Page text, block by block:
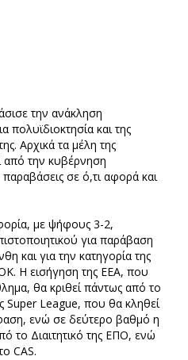
την ανάκληση
πολυϊδιοκτησία και της
Αρχικά τα μέλη της
από την κυβέρνηση
σε ό,τι αφορά και
με ψήφους 3-2,
για παράβαση
και για την κατηγορία της
Η εισήγηση της ΕΕΑ, που
θα κριθεί πάντως από το
Super League, που θα κληθεί
ενώ σε δεύτερο βαθμό η
το Διαιτητικό της ΕΠΟ, ενώ
CAS.